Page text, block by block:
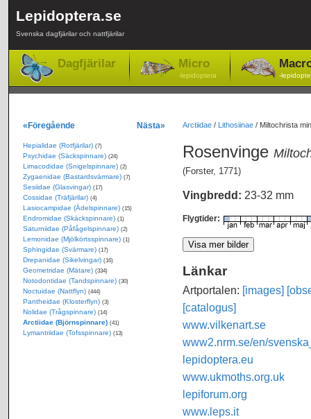
Lepidoptera.se
Svenska dagfjärilar och nattfjärilar
Dagfjärilar Micro
-lepidoptera -
Arctiidae/ Lithosiinae/ Miltochrista
Rosenvinge
(Forster, 1771)
Vingbredd: 23-32 mm
Flygtider:
Länkar
Artportalen: [images]
[catalogus]
www.vilkenart.se
www2.nrm.se/en/
lepidoptera.eu
www.ukmoths.org.uk
lepiforum.org
www.leps.it
«Föregående Nästa»
Hepialidae (Rotfjärilar) (7)
Psychidae (Säckspinnare) (24)
Limacodidae (Snigelspinnare) (2)
Zygaenidae (Bastardsvärmare) (7)
Sesiidae (Glasvingar) (17)
Cossidae (Träfjärilar) (4)
Lasiocampidae (Ädelspinnare) (15)
Endromidae (Skäckspinnare) (1)
Saturniidae (Påfågelspinnare) (2)
Lemonidae (Mjölkörtsspinnare) (1)
Sphingidae (Svärmare) (17)
Drepanidae (Sikelvingar) (16)
Geometridae (Mätare) (334)
Notodontidae (Tandspinnare) (30)
Noctuidae (Nattflyn) (444)
Pantheidae (Klosterflyn) (3)
Nolidae (Trågspinnare) (14)
Arctiidae (Björnspinnare) (41)
Lymantriidae (Tofsspinnare) (13)